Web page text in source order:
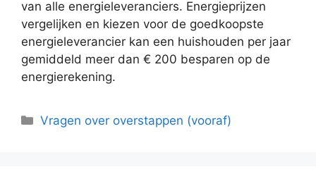
van alle energieleveranciers. Energieprijzen
vergelijken en kiezen voor de goedkoopste
energieleverancier kan een huishouden per jaar
gemiddeld meer dan € 200 besparen op de
energierekening.
Categorieën
Vragen over overstappen (vooraf)